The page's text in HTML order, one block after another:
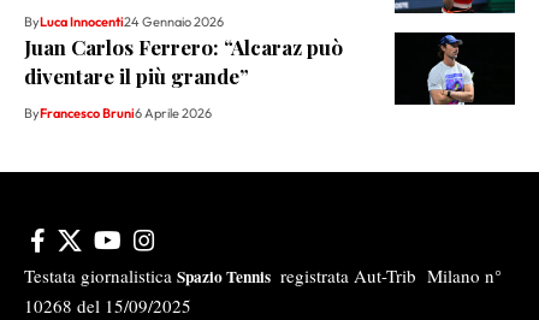
ByLuca Innocenti24 Gennaio 2026
Juan Carlos Ferrero: “Alcaraz può
diventare il più grande”
ByFrancesco Bruni6 Aprile 2026
Testata giornalistica Spazio Tennis registrata Aut-Trib Milano n°
10268 del 15/09/2025